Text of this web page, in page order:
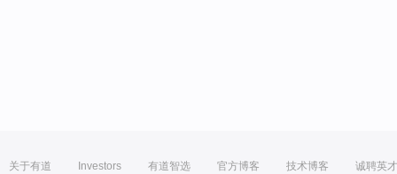
关于有道 Investors 有道智选 官方博客 技术博客 诚聘英才